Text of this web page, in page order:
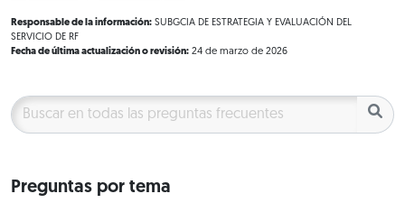
Responsable de la información: SUBGCIA DE ESTRATEGIA Y EVALUACIÓN DEL
SERVICIO DE RF
Fecha de última actualización o revisión: 24 de marzo de 2026
Preguntas por tema